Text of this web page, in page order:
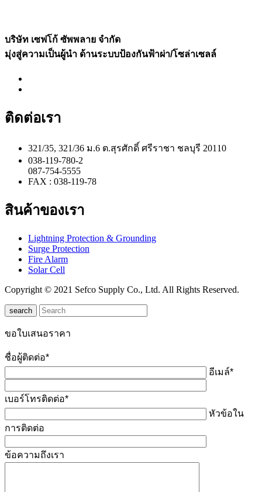
บริษัท เซฟโก้ ซัพพลาย จำกัด
มุ่งสู่ความเป็นผู้นำ ด้านระบบป้องกันฟ้าผ่า/โซล่าเซลล์
ติดต่อเรา
321/35, 321/36 ม.6 ต.สุรศักดิ์ ศรีราชา ชลบุรี 20110
038-119-780-2
087-754-5555
FAX : 038-119-78
สินค้าของเรา
Lightning Protection & Grounding
Surge Protection
Fire Alarm
Solar Cell
Copyright © 2021 Sefco Supply Co., Ltd. All Rights Reserved.
search
ขอใบเสนอราคา
ชื่อผู้ติดต่อ*
อีเมล์*
เบอร์โทรติดต่อ*
หัวข้อใน
การติดต่อ
ข้อความถึงเรา